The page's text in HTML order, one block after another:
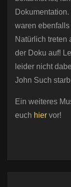
waren
Natürlich treten
der Doku auf!
leider nicht
John Such
Ein weiteres
euch hier vor!